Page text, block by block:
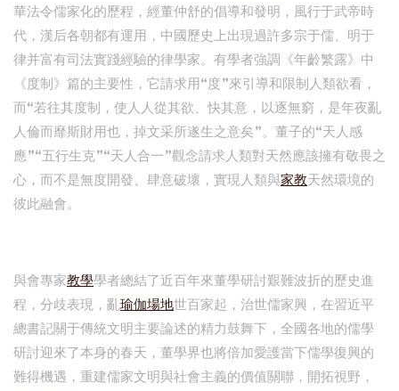
華法令儒家化的歷程，經董仲舒的倡導和發明，風行于武帝時
代，漢后各朝都有運用，中國歷史上出現過許多宗于儒、明于
律并富有司法實踐經驗的律學家。有學者強調《年齡繁露》中
《度制》篇的主要性，它請求用“度”來引導和限制人類欲看，
而“若往其度制，使人人從其欲、快其意，以逐無窮，是年夜亂
人倫而靡斯財用也，掉文采所遂生之意矣”。董子的“天人感
應”“五行生克”“天人合一”觀念請求人類對天然應該擁有敬畏之
心，而不是無度開發、肆意破壞，實現人類與家教天然環境的
彼此融會。
與會專家教學學者總結了近百年來董學研討艱難波折的歷史進
程，分歧表現，亂瑜伽場地世百家起，治世儒家興，在習近平
總書記關于傳統文明主要論述的精力鼓舞下，全國各地的儒學
研討迎來了本身的春天，董學界也將倍加愛護當下儒學復興的
難得機遇，重建儒家文明與社會主義的價值關聯，開拓視野，